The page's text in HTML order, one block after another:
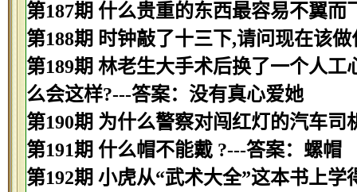
第187期 什么贵重的东西最容易不翼而
第188期 时钟敲了十三下,请问现在该
第189期 林老生大手术后换了一个人
么会这样?---答案：没有真心爱她
第190期 为什么警察对闯红灯的汽车
第191期 什么帽不能戴 ?---答案：螺帽
第192期 小虎从“武术大全”这本书上